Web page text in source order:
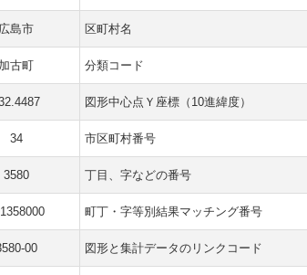
広島市 区町村名
加古町 分類コード
図形中心点Ｙ座標（10進緯度）
34 市区町村番号
3580 丁目、字などの番号
町丁・字等別結果マッチング番号
00 図形と集計データのリンクコード